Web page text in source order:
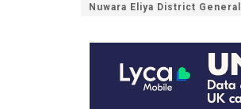
Nuwara Eliya District